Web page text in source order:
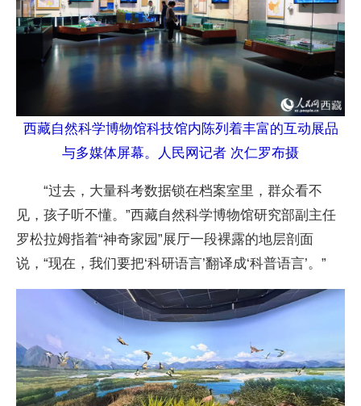
西藏自然科学博物馆科技馆内陈列着丰富的互动展品
与多媒体屏幕。人民网记者 次仁罗布摄
“过去，大量科考数据锁在档案室里，群众看不
见，孩子听不懂。”西藏自然科学博物馆研究部副主任
罗松拉姆指着“神奇家园”展厅一段裸露的地层剖面
说，“现在，我们要把‘科研语言’翻译成‘科普语言’。”